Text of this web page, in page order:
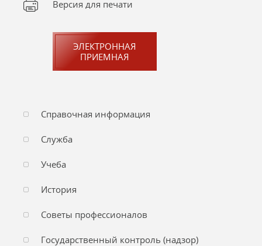
Версия для печати
ЭЛЕКТРОННАЯ
ПРИЕМНАЯ
Справочная информация
Служба
Учеба
История
Советы профессионалов
Государственный контроль (надзор)